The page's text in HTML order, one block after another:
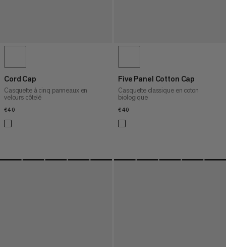
Cord Cap
Casquette à cinq panneaux en
velours côtelé
€40
Five Panel Cotton Cap
Casquette classique en coton
biologique
€40